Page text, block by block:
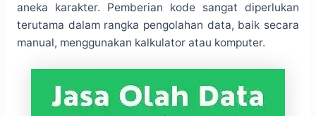
aneka karakter. Pemberian kode sangat diperlukan
terutama dalam rangka pengolahan data, baik secara
manual, menggunakan kalkulator atau komputer.